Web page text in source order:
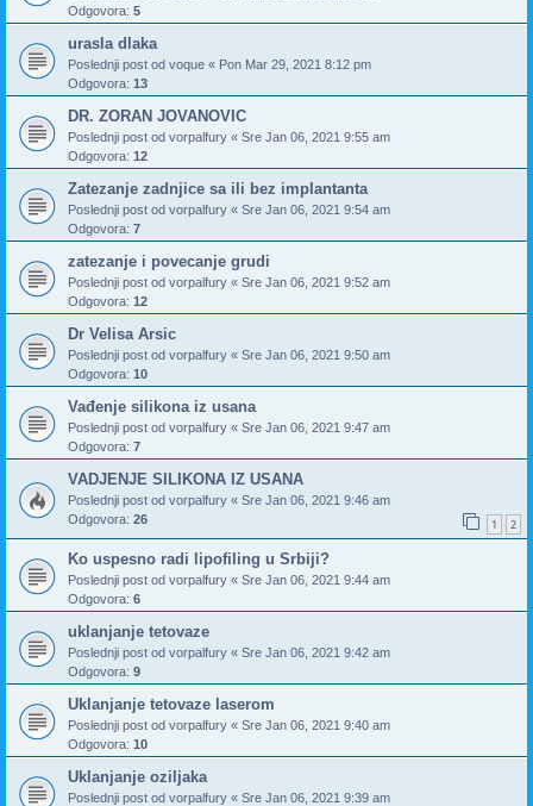
Odgovora: 5
urasla dlaka
Poslednji post od voque « Pon Mar 29, 2021 8:12 pm
Odgovora: 13
DR. ZORAN JOVANOVIC
Poslednji post od vorpalfury « Sre Jan 06, 2021 9:55 am
Odgovora: 12
Zatezanje zadnjice sa ili bez implantanta
Poslednji post od vorpalfury « Sre Jan 06, 2021 9:54 am
Odgovora: 7
zatezanje i povecanje grudi
Poslednji post od vorpalfury « Sre Jan 06, 2021 9:52 am
Odgovora: 12
Dr Velisa Arsic
Poslednji post od vorpalfury « Sre Jan 06, 2021 9:50 am
Odgovora: 10
Vađenje silikona iz usana
Poslednji post od vorpalfury « Sre Jan 06, 2021 9:47 am
Odgovora: 7
VADJENJE SILIKONA IZ USANA
Poslednji post od vorpalfury « Sre Jan 06, 2021 9:46 am
Odgovora: 26 1 2
Ko uspesno radi lipofiling u Srbiji?
Poslednji post od vorpalfury « Sre Jan 06, 2021 9:44 am
Odgovora: 6
uklanjanje tetovaze
Poslednji post od vorpalfury « Sre Jan 06, 2021 9:42 am
Odgovora: 9
Uklanjanje tetovaze laserom
Poslednji post od vorpalfury « Sre Jan 06, 2021 9:40 am
Odgovora: 10
Uklanjanje oziljaka
Poslednji post od vorpalfury « Sre Jan 06, 2021 9:39 am